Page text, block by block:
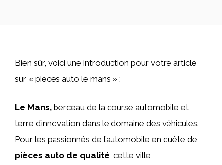
Bien sûr, voici une introduction pour votre article
sur « pieces auto le mans » :
Le Mans, berceau de la course automobile et
terre d’innovation dans le domaine des véhicules.
Pour les passionnés de l’automobile en quête de
pièces auto de qualité , cette ville